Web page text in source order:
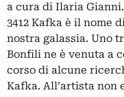
a cura di Ilaria Gianni.
3412 Kafka è il nome
nostra galassia. Uno
Bonfili ne è venuta a
corso di alcune
Kafka. All’artista non